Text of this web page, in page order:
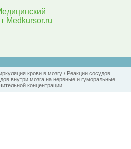
крови в мозгу / Реакции сосудов
внутри мозга на нервные и гуморальные
концентрации